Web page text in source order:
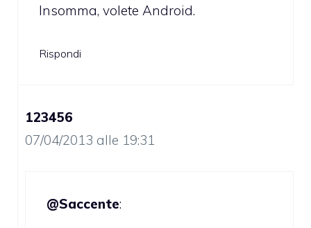
Insomma, volete Android.
Rispondi
123456
07/04/2013 alle 19:31
@Saccente: